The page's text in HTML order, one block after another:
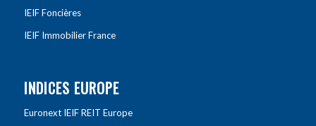
IEIF Foncières
IEIF Immobilier France
INDICES EUROPE
Euronext IEIF REIT Europe